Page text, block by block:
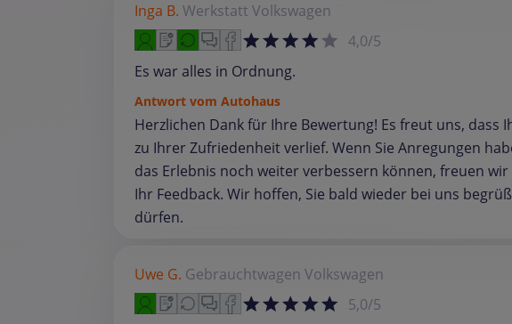
Inga B. Werkstatt Volkswagen
4,0/5
Es war alles in Ordnung.
Antwort vom Autohaus
Herzlichen Dank für Ihre Bewertung! Es freut uns, dass
zu Ihrer Zufriedenheit verlief. Wenn Sie Anregungen
das Erlebnis noch weiter verbessern können, freuen
Ihr Feedback. Wir hoffen, Sie bald wieder bei uns
dürfen.
Uwe G. Gebrauchtwagen Volkswagen
5,0/5